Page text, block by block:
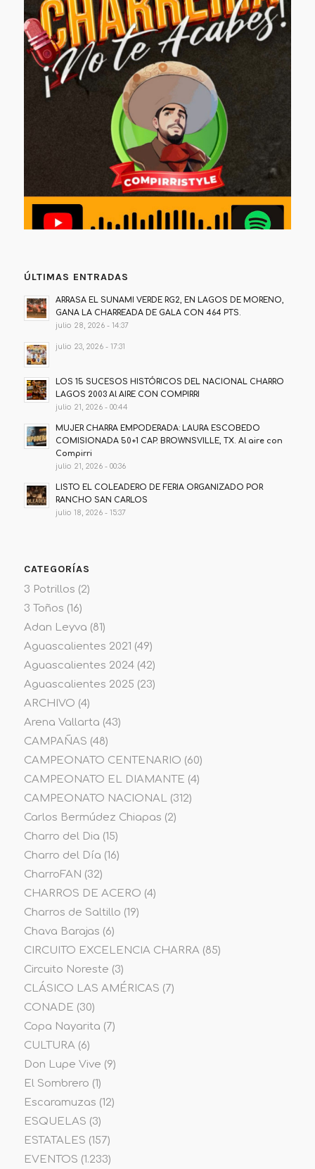
ÚLTIMAS ENTRADAS
ARRASA EL SUNAMI VERDE RG2, EN LAGOS DE MORENO,
GANA LA CHARREADA DE GALA CON 464 PTS.
julio 28, 2026 - 14:37
julio 23, 2026 - 17:31
LOS 15 SUCESOS HISTÓRICOS DEL NACIONAL CHARRO
LAGOS 2003 Al AIRE CON COMPIRRI
julio 21, 2026 - 00:44
MUJER CHARRA EMPODERADA: LAURA ESCOBEDO
COMISIONADA 50+1 CAP. BROWNSVILLE, TX. Al aire con
Compirri
julio 21, 2026 - 00:36
LISTO EL COLEADERO DE FERIA ORGANIZADO POR
RANCHO SAN CARLOS
julio 18, 2026 - 15:37
CATEGORÍAS
3 Potrillos (2)
3 Toños (16)
Adan Leyva (81)
Aguascalientes 2021 (49)
Aguascalientes 2024(42)
Aguascalientes 2025 (23)
ARCHIVO (4)
Arena Vallarta (43)
CAMPAÑAS (48)
CAMPEONATO CENTENARIO (60)
CAMPEONATO EL DIAMANTE (4)
CAMPEONATO NACIONAL(312)
Carlos Bermúdez Chiapas (2)
Charro del Dia (15)
Charro del Día (16)
CharroFAN (32)
CHARROS DE ACERO (4)
Charros de Saltillo (19)
Chava Barajas (6)
CIRCUITO EXCELENCIA CHARRA(85)
Circuito Noreste (3)
CLÁSICO LAS AMÉRICAS (7)
CONADE (30)
Copa Nayarita (7)
CULTURA(6)
Don Lupe Vive (9)
El Sombrero (1)
Escaramuzas (12)
ESQUELAS (3)
ESTATALES (157)
EVENTOS (1.233)